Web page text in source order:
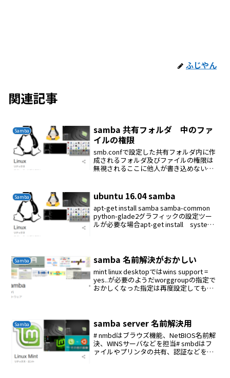
ふじやん
関連記事
Samba
samba 共有フォルダ 中のファ
イルの権限
smb.confで設定した共有フォルダ内に作
成されるフォルダ及びファイルの権限は
無視されるここに他人が書き込めない権
が有効である基本sambaの共有フォルダ
の権限は...
Samba ubuntu 16.04 samba
apt-get install samba samba-common
python-glade2グラフィックの設定ツー
ルが必要な場合apt-get install system-
Samba samba 名前解決がおかしい
mint linux desktopではwins support =
yes..が必要のようだworggroupの指定で
おかしくなった指定は再度設定してもお
Samba samba server 名前解決用
# nmbdはブラウズ機能、NetBIOS名前解
決、WINSサーバなどを担当# smbdはフ
ァイルやプリンタの共有、認証などを担